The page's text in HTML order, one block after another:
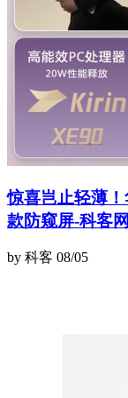
惊喜岂止轻薄
款防窥屏-科客网
by 科客 08/05